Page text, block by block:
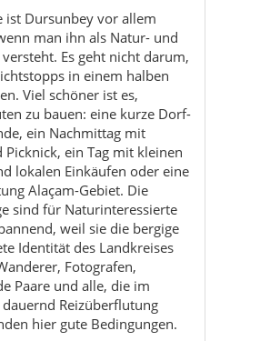
ist Dursunbey vor allem
man ihn als Natur- und
Es geht nicht darum,
in einem halben
Viel schöner ist es,
zu bauen: eine kurze Dorf-
ein Nachmittag mit
Picknick, ein Tag mit kleinen
lokalen Einkäufen oder eine
Alaçam-Gebiet. Die
sind für Naturinteressierte
weil sie die bergige
Identität des Landkreises
Fotografen,
Paare und alle, die im
Reizüberflutung
hier gute Bedingungen.